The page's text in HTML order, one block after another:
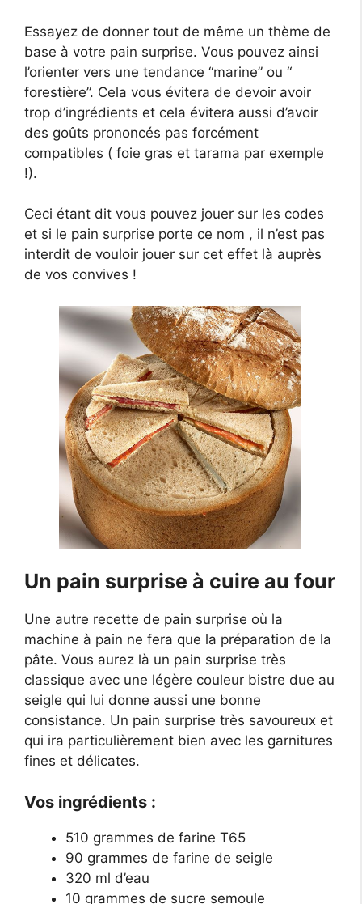
Essayez de donner tout de même un thème de
base à votre pain surprise. Vous pouvez ainsi
l’orienter vers une tendance “marine” ou “
forestière”. Cela vous évitera de devoir avoir
trop d’ingrédients et cela évitera aussi d’avoir
des goûts prononcés pas forcément
compatibles ( foie gras et tarama par exemple
!).
Ceci étant dit vous pouvez jouer sur les codes
et si le pain surprise porte ce nom , il n’est pas
interdit de vouloir jouer sur cet effet là auprès
de vos convives !
Un pain surprise à cuire au four
Une autre recette de pain surprise où la
machine à pain ne fera que la préparation de la
pâte. Vous aurez là un pain surprise très
classique avec une légère couleur bistre due au
seigle qui lui donne aussi une bonne
consistance. Un pain surprise très savoureux et
qui ira particulièrement bien avec les garnitures
fines et délicates.
Vos ingrédients :
510 grammes de farine T65
90 grammes de farine de seigle
320 ml d’eau
10 grammes de sucre semoule